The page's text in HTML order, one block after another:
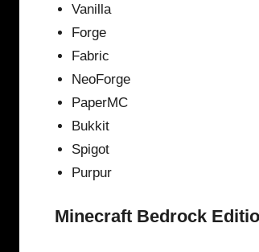
Vanilla
Forge
Fabric
NeoForge
PaperMC
Bukkit
Spigot
Purpur
Minecraft Bedrock